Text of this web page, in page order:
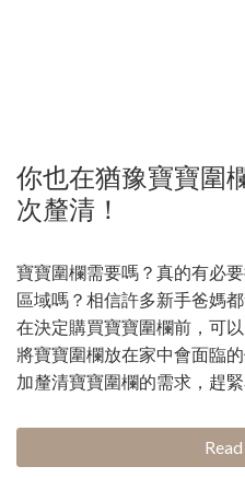
你也在猶豫寶寶圍
次釐清！
寶寶圍欄需要嗎？真的有必
區域嗎？相信許多新手爸媽
在決定購買寶寶圍欄前，可
將寶寶圍欄放在家中會面臨
加釐清寶寶圍欄的需求，趕緊